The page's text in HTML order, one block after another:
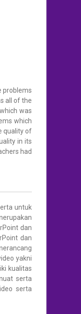
problems
all of the
was
which
quality of
in its
had
untuk
dan
dan
yakni
kualitas
serta
serta